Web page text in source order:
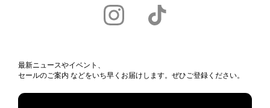
最新ニュースやイベント、
セールのご案内 などをいち早くお届けします。ぜひご登録ください。